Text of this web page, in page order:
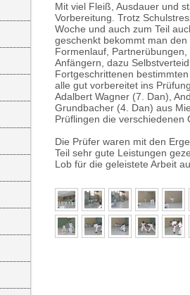
Mit viel Fleiß, Ausdauer und
Vorbereitung. Trotz
Woche und auch zum Teil
geschenkt bekommt man
Formenlauf,
Anfängern, dazu
Fortgeschrittenen
alle gut vorbereitet ins
Adalbert Wagner (7. Dan),
Grundbacher (4. Dan) aus
Prüflingen die verschiedenen
Die Prüfer waren mit den
Teil sehr gute Leistungen
Lob für die geleistete Arbeit